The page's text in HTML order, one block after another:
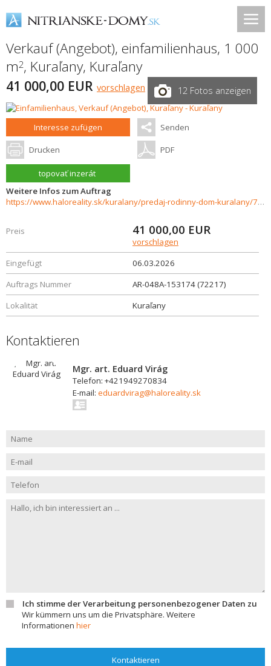
Verkauf (Angebot), einfamilienhaus, 1 000
m2, Kuraľany, Kuraľany
41 000,00 EUR vorschlagen 12 Fotos anzeigen
Interesse zufügen Senden
Drucken PDF
topovať inzerát
Weitere Infos zum Auftrag
https://www.haloreality.sk/kuralany/predaj-rodinny-dom-kuralany/72217
Preis 41 000,00 EUR
vorschlagen
Eingefügt
06.03.2026
Auftrags Nummer
AR-048A-153174 (72217)
Lokalität
Kuraľany
Kontaktieren
Mgr. art. Eduard Virág
Telefon: +421949270834
E-mail: eduardvirag@haloreality.sk
Ich stimme der Verarbeitung personenbezogener Daten zu
Wir kümmern uns um die Privatsphäre. Weitere
Informationen hier
Kontaktieren